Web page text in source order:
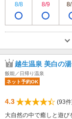
8/8
8/9
越生温泉 美白の
飯能／日帰り温泉
ネット予約OK
4.3
(93
大自然の中で癒しと遊